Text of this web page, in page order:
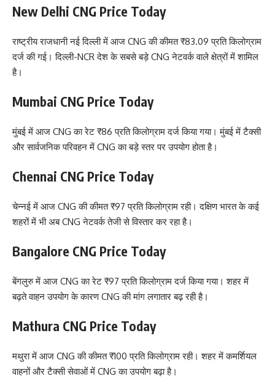
New Delhi CNG Price Today
राष्ट्रीय राजधानी नई दिल्ली में आज CNG की कीमत ₹83.09 प्रति किलोग्राम
दर्ज की गई। दिल्ली-NCR देश के सबसे बड़े CNG नेटवर्क वाले क्षेत्रों में शामिल
है।
Mumbai CNG Price Today
मुंबई में आज CNG का रेट ₹86 प्रति किलोग्राम दर्ज किया गया। मुंबई में टैक्सी
और सार्वजनिक परिवहन में CNG का बड़े स्तर पर उपयोग होता है।
Chennai CNG Price Today
चेन्नई में आज CNG की कीमत ₹97 प्रति किलोग्राम रही। दक्षिण भारत के कई
शहरों में भी अब CNG नेटवर्क तेजी से विस्तार कर रहा है।
Bangalore CNG Price Today
बेंगलुरु में आज CNG का रेट ₹97 प्रति किलोग्राम दर्ज किया गया। शहर में
बढ़ते वाहन उपयोग के कारण CNG की मांग लगातार बढ़ रही है।
Mathura CNG Price Today
मथुरा में आज CNG की कीमत ₹100 प्रति किलोग्राम रही। शहर में कमर्शियल
वाहनों और टैक्सी सेवाओं में CNG का उपयोग बढ़ा है।